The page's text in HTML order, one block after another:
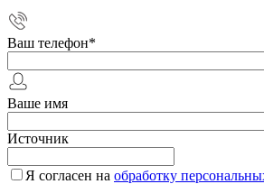
Ваш телефон*
Ваше имя
Источник
Я согласен на обработку